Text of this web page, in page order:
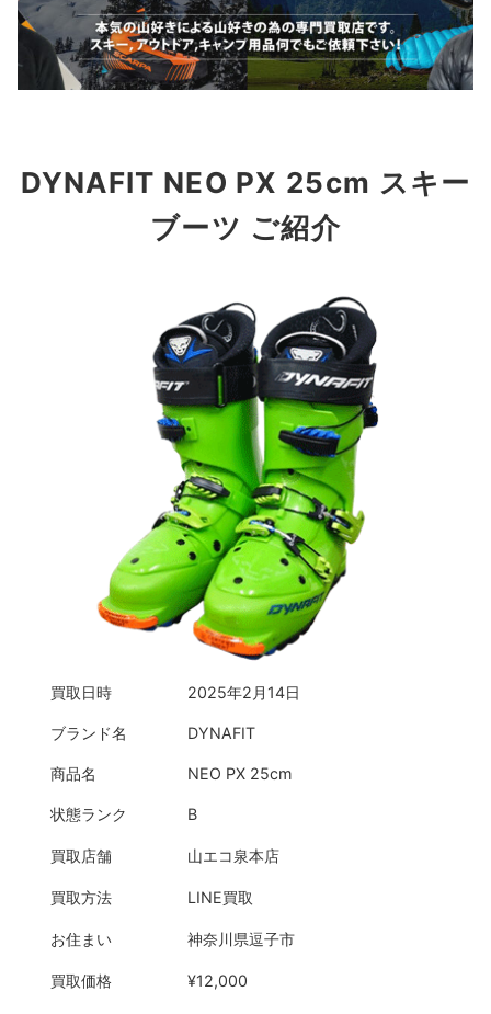
DYNAFIT NEO PX 25cm スキー
ブーツ ご紹介
買取日時 2025年2月14日
ブランド名 DYNAFIT
商品名 NEO PX 25cm
状態ランク B
買取店舗 山エコ泉本店
買取方法 LINE買取
お住まい 神奈川県逗子市
買取価格 ¥12,000